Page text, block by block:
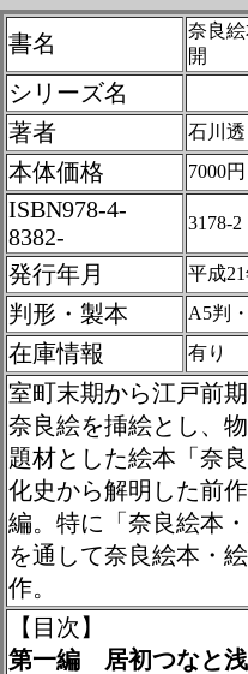
書名
奈良
開
シリーズ名
著者
石川透
本体価格 7000円
ISBN978-4-
8382-
3178-2
発行年月 平成
判形・製本 A5判
在庫情報 有り
室町末期から江戸前
奈良絵を挿絵とし、
題材とした絵本「奈
化史から解明した前
編。特に「奈良絵本
を通して奈良絵本・
作。
【目次】
第一編 居初つなと